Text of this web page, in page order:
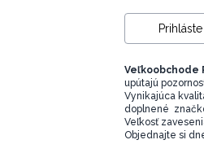
Veľkoobchode
upútajú
Vynikajúca
doplnené
Veľkosť
Objednajte si